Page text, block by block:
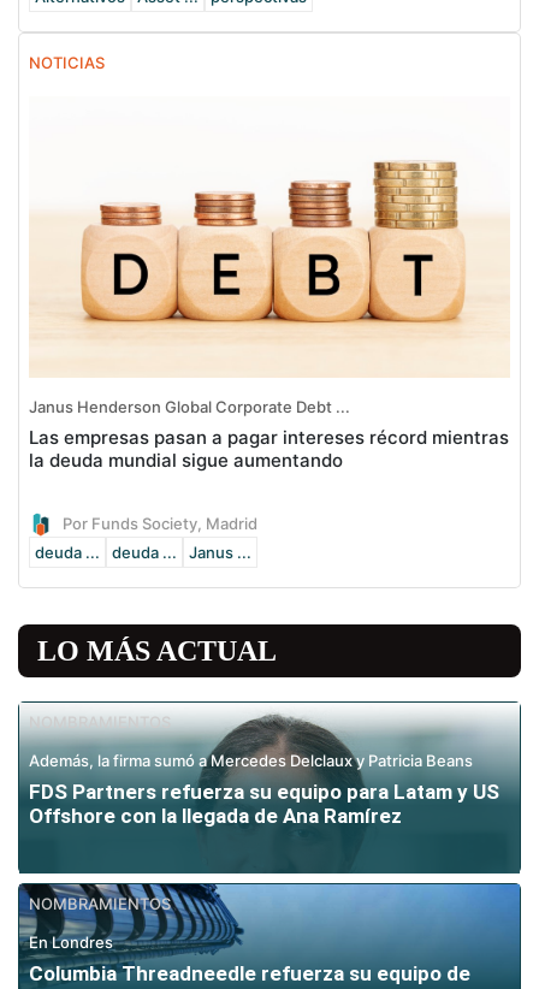
NOTICIAS
Janus Henderson Global Corporate Debt ...
Las empresas pasan a pagar intereses récord mientras
la deuda mundial sigue aumentando
Por Funds Society, Madrid
deuda ...
deuda ... Janus ...
LO MÁS ACTUAL
NOMBRAMIENTOS
Además, la firma sumó a Mercedes Delclaux y Patricia Beans
FDS Partners refuerza su equipo para Latam y US
Offshore con la llegada de Ana Ramírez
NOMBRAMIENTOS
En Londres
Columbia Threadneedle refuerza su equipo de